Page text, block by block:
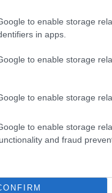
to enable storage
in apps.
to enable storage
to enable storage
to enable storage
and fraud
százalékra
Szolgálat
korábbihoz
a jelentés.
MUNKAERŐPIAC